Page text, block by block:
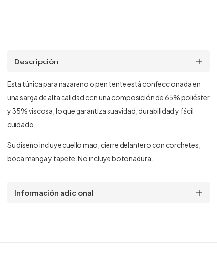
Descripción
Esta túnica para nazareno o penitente está confeccionada en
una sarga de alta calidad con una composición de 65% poliéster
y 35% viscosa, lo que garantiza suavidad, durabilidad y fácil
cuidado.
Su diseño incluye cuello mao, cierre delantero con corchetes,
boca manga y tapete. No incluye botonadura.
Información adicional